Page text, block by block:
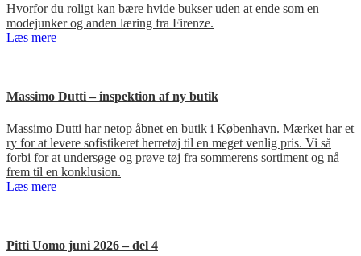
Hvorfor du roligt kan bære hvide bukser uden at ende som en
modejunker og anden læring fra Firenze.
Læs mere
Massimo Dutti – inspektion af ny butik
Massimo Dutti har netop åbnet en butik i København. Mærket har et
ry for at levere sofistikeret herretøj til en meget venlig pris. Vi så
forbi for at undersøge og prøve tøj fra sommerens sortiment og nå
frem til en konklusion.
Læs mere
Pitti Uomo juni 2026 – del 4